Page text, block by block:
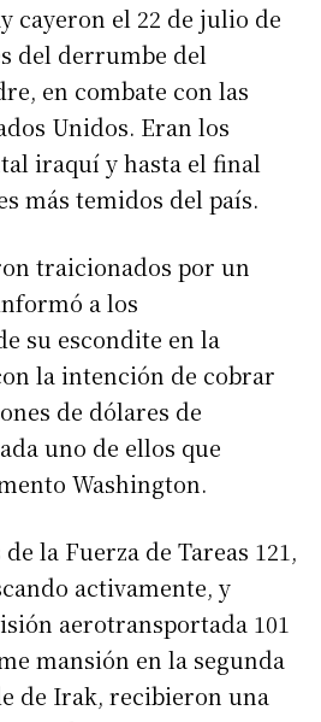
cayeron el 22 de julio de
del derrumbe del
en combate con las
Unidos. Eran los
iraquí y hasta el final
más temidos del país.
traicionados por un
a los
su escondite en la
la intención de cobrar
de dólares de
uno de ellos que
Washington.
la Fuerza de Tareas 121,
activamente, y
aerotransportada 101
mansión en la segunda
de Irak, recibieron una